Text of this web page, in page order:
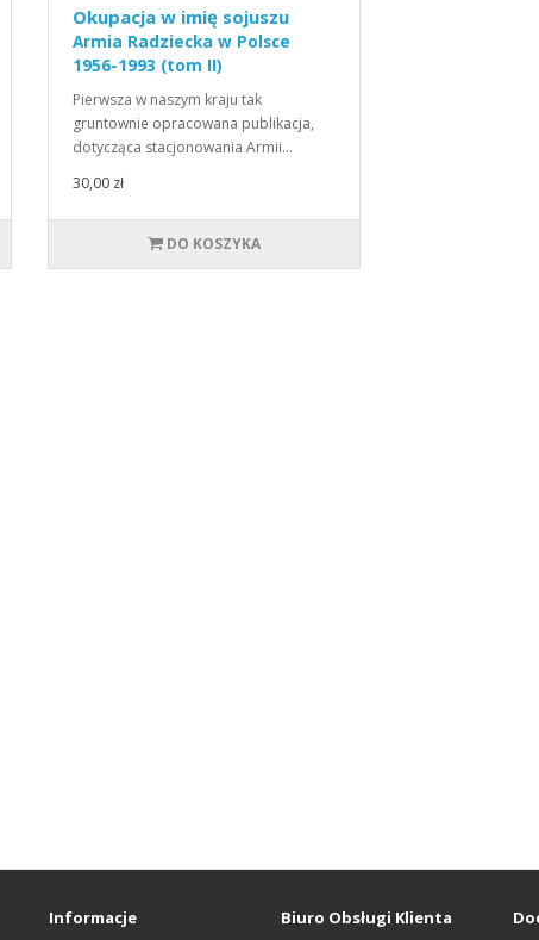
Okupacja w imię sojuszu
Armia Radziecka w Polsce
1956-1993 (tom II)
Pierwsza w naszym kraju tak
gruntownie opracowana publikacja,
dotycząca stacjonowania Armii…
30,00 zł
DO KOSZYKA
Informacje Biuro Obsługi Klienta